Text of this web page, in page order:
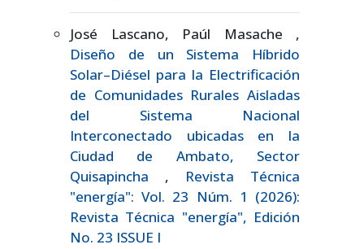
José Lascano, Paúl Masache ,
Diseño de un Sistema Híbrido
Solar–Diésel para la Electrificación
de Comunidades Rurales Aisladas
del Sistema Nacional
Interconectado ubicadas en la
Ciudad de Ambato, Sector
Quisapincha , Revista Técnica
"energía": Vol. 23 Núm. 1 (2026):
Revista Técnica "energía", Edición
No. 23 ISSUE I